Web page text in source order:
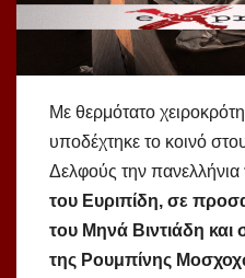
Με θερμότατο
υποδέχτηκε το κοινό
Δελφούς την πανελλήνια
του Ευριπίδη, σε
του Μηνά Βιντιάδη και
της Ρουμπίνης